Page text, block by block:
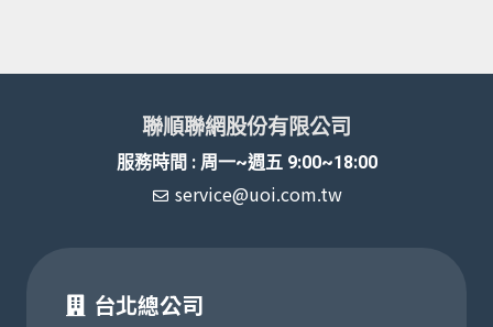
聯順聯網股份有限公司
服務時間 : 周一~週五 9:00~18:00
service@uoi.com.tw
台北總公司